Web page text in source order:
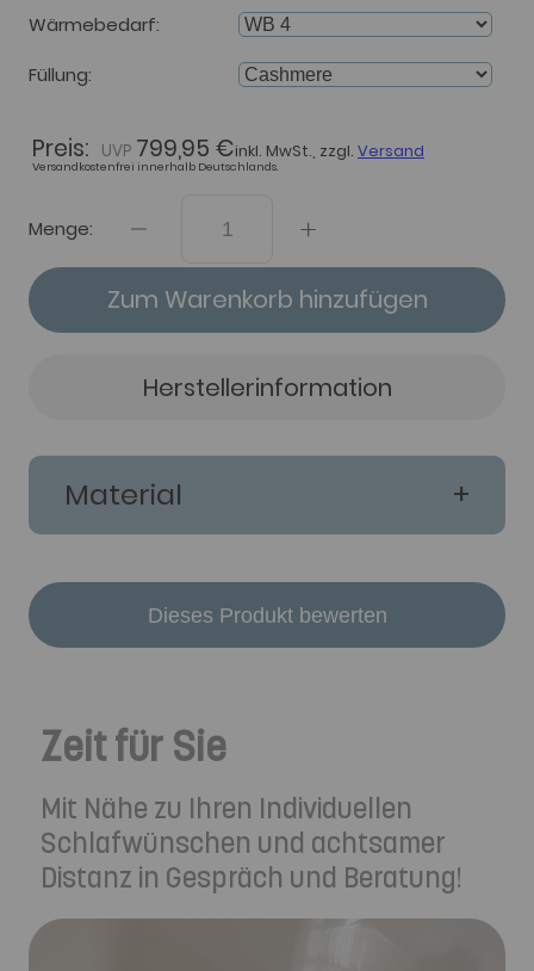
Wärmebedarf
Füllung
Preis: 799,95 €inkl. MwSt., zzgl. Versand
Versandkostenfrei innerhalb Deutschlands.
Menge:
Zum Warenkorb hinzufügen
Herstellerinformation
Material
Dieses Produkt bewerten
Zeit für Sie
Mit Nähe zu Ihren Individuellen
Schlafwünschen und achtsamer
Distanz in Gespräch und Beratung!